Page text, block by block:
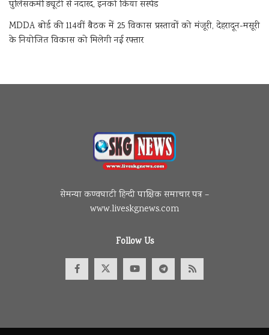
पुलिसकर्मी ड्यूटी से नदारद, इनको किया सस्पेंड
MDDA बोर्ड की 114वीं बैठक में 25 विकास प्रस्तावों को मंजूरी, देहरादून-मसूरी
के नियोजित विकास को मिलेगी नई रफ्तार
सेमन्या कण्वघाटी हिन्दी पाक्षिक समाचार पत्र –
www.liveskgnews.com
Follow Us